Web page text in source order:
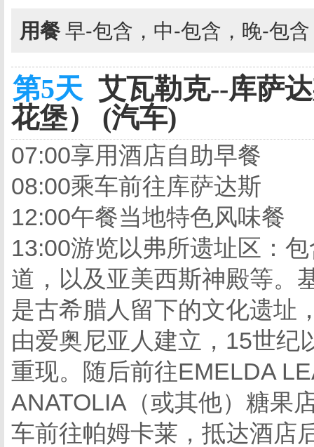
用餐 早-包含，中-包含，晚-包
第5天 艾瓦勒克--库萨
花堡） (汽车)
07:00享用酒店自助早餐
08:00乘车前往库萨达斯
12:00午餐当地特色风味餐
13:00游览以弗所遗址区：
道，以及亚美西斯神殿等。
是古希腊人留下的文化遗址
由爱奥尼亚人建立，15世纪
重现。随后前往EMELDA
ANATOLIA（或其他）糖果
车前往帕姆卡莱，抵达酒店